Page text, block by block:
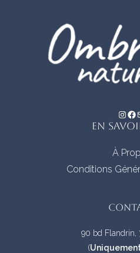
Instagram Facebook E-mail
EN
À
Conditions
90 bd Flandrin,
(